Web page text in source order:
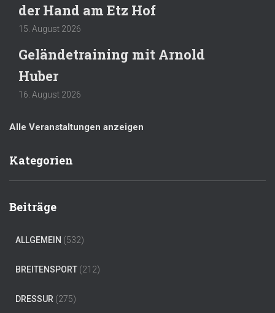
der Hand am Etz Hof
15. August 2026
Geländetraining mit Arnold
Huber
16. August 2026
Alle Veranstaltungen anzeigen
Kategorien
Beiträge
ALLGEMEIN (532)
BREITENSPORT (212)
DRESSUR (275)